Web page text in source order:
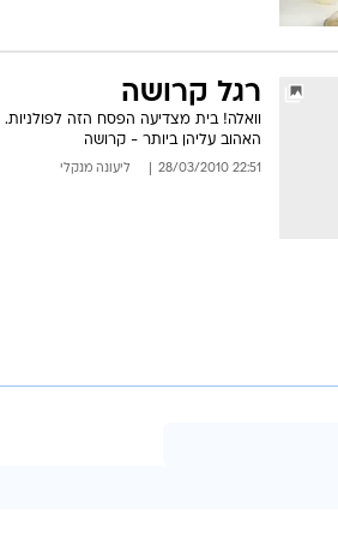
רגל קרושה
וואלה! בית מצדיעה הפסח הזה
האהוב עליהן ביותר - קרושה
22:51 28/03/2010 ליעונה מנקלי